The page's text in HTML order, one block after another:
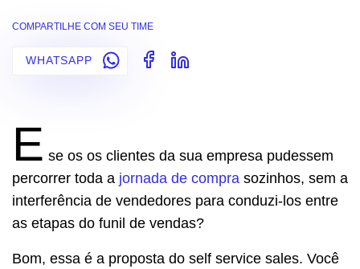
COMPARTILHE COM SEU TIME
WHATSAPP
E se os os clientes da sua empresa pudessem
percorrer toda a jornada de compra sozinhos, sem a
interferência de vendedores para conduzi-los entre
as etapas do funil de vendas?
Bom, essa é a proposta do self service sales. Você